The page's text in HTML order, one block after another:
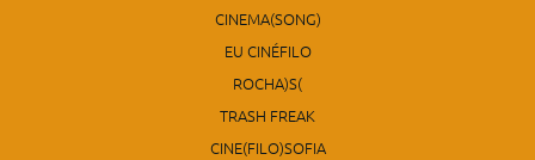
CINEMA(SONG)
EU CINÉFILO
ROCHA)S(
TRASH FREAK
CINE(FILO)SOFIA